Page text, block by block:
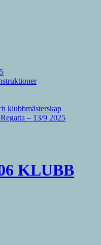
klubbmästerskap
– 13/9 2025
KLUBB